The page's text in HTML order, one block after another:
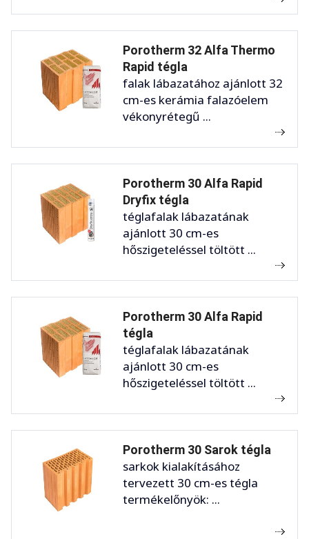
Porotherm 32 Alfa Thermo
Rapid tégla
falak lábazatához ajánlott 32
cm-es kerámia falazóelem
vékonyrétegű ...
Porotherm 30 Alfa Rapid
Dryfix tégla
téglafalak lábazatának
ajánlott 30 cm-es
hőszigeteléssel töltött ...
Porotherm 30 Alfa Rapid
tégla
téglafalak lábazatának
ajánlott 30 cm-es
hőszigeteléssel töltött ...
Porotherm 30 Sarok tégla
sarkok kialakításához
tervezett 30 cm-es tégla
termékelőnyök: ...